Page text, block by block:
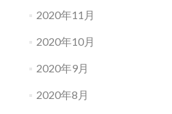
2020年11月
2020年10月
2020年9月
2020年8月